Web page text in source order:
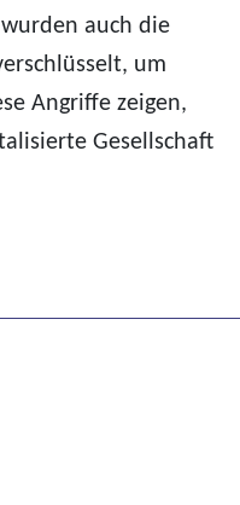
Angriffe zeigen,
Gesellschaft